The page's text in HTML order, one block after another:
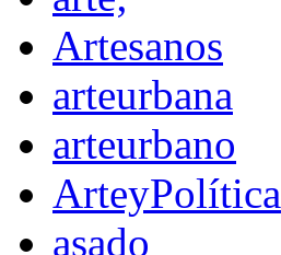
Artesanos
arteurbana
arteurbano
ArteyPolítica
asado